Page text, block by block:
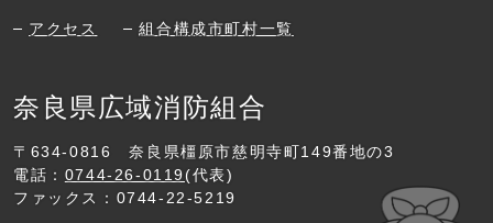
アクセス 組合構成市町村一覧
奈良県広域消防組合
〒634-0816
奈良県橿原市慈明寺町149番地の3
電話： 0744-26-0119 (代表)
ファックス：0744-22-5219